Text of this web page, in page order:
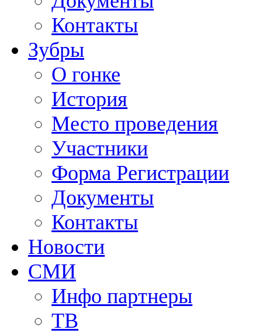
Контакты
Зубры
О гонке
История
Место проведения
Участники
Форма Регистрации
Документы
Контакты
Новости
СМИ
Инфо партнеры
ТВ